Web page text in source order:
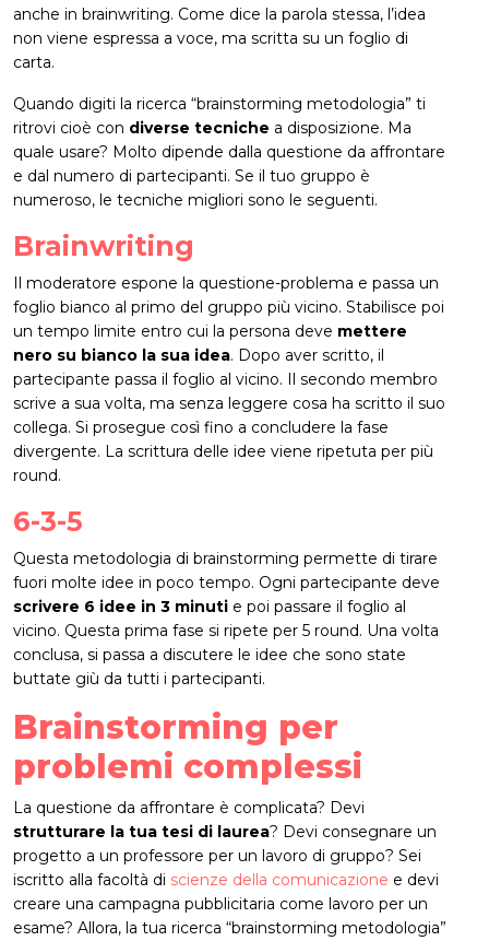
anche in brainwriting. Come dice la parola stessa, l’idea
non viene espressa a voce, ma scritta su un foglio di
carta.
Quando digiti la ricerca “brainstorming metodologia” ti
ritrovi cioè con diverse tecniche a disposizione. Ma
quale usare? Molto dipende dalla questione da affrontare
e dal numero di partecipanti. Se il tuo gruppo è
numeroso, le tecniche migliori sono le seguenti.
Brainwriting
Il moderatore espone la questione-problema e passa un
foglio bianco al primo del gruppo più vicino. Stabilisce poi
un tempo limite entro cui la persona deve mettere
nero su bianco la sua idea. Dopo aver scritto, il
partecipante passa il foglio al vicino. Il secondo membro
scrive a sua volta, ma senza leggere cosa ha scritto il suo
collega. Si prosegue così fino a concludere la fase
divergente. La scrittura delle idee viene ripetuta per più
round.
6-3-5
Questa metodologia di brainstorming permette di tirare
fuori molte idee in poco tempo. Ogni partecipante deve
scrivere 6 idee in 3 minuti e poi passare il foglio al
vicino. Questa prima fase si ripete per 5 round. Una volta
conclusa, si passa a discutere le idee che sono state
buttate giù da tutti i partecipanti.
Brainstorming per
problemi complessi
La questione da affrontare è complicata? Devi
strutturare la tua tesi di laurea? Devi consegnare un
progetto a un professore per un lavoro di gruppo? Sei
iscritto alla facoltà di scienze della comunicazione e devi
creare una campagna pubblicitaria come lavoro per un
esame? Allora, la tua ricerca “brainstorming metodologia”